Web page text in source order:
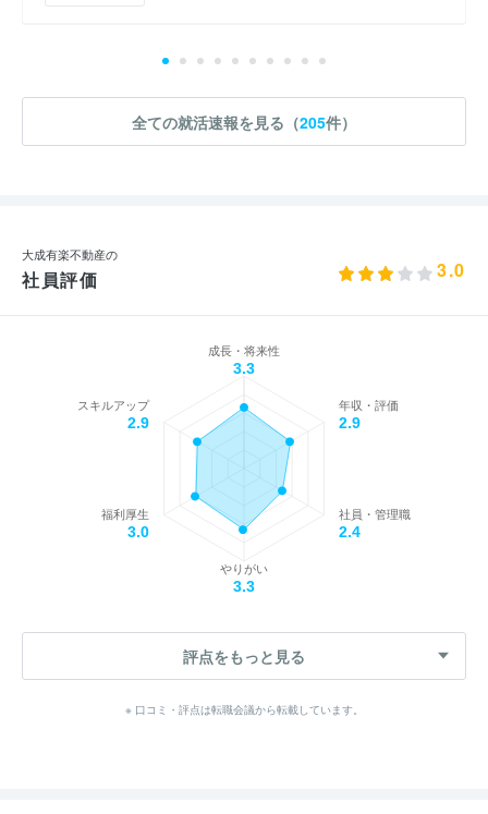
全ての就活速報を見る（205件）
大成有楽不動産の
社員評価 3.0
成長・将来性
3.3
年収・評価
2.9
社員・管理職
2.4
やりがい
3.3
福利厚生
3.0
スキルアップ
2.9
評点をもっと見る
※ 口コミ・評点は転職会議から転載しています。